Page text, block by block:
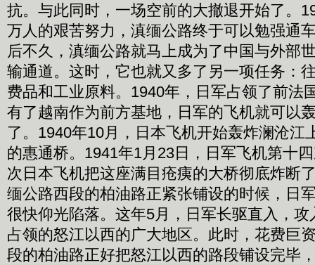
抗。与此同时，一场空前的大撤退开始了。
万人的艰苦努力，滇缅公路终于可以勉强通
后不久，滇缅公路就马上成为了中国与外部
输通道。这时，它也就又多了另一项任务：
费品和工业原料。1940年，日军占领了前法
有了越南作为前方基地，日军的飞机就可以
了。1940年10月，日本飞机开始轰炸澜沧江
的惠通桥。1941年1月23日，日军飞机第十
次日本飞机把这座满目疮痍的大桥彻底炸断
缅公路西段的柏油路正紧张铺设的时候，日
很快仰光陷落。这年5月，日军长驱直入，
占领的怒江以西的广大地区。此时，花费巨
段的柏油路正好把怒江以西的路段铺设完毕